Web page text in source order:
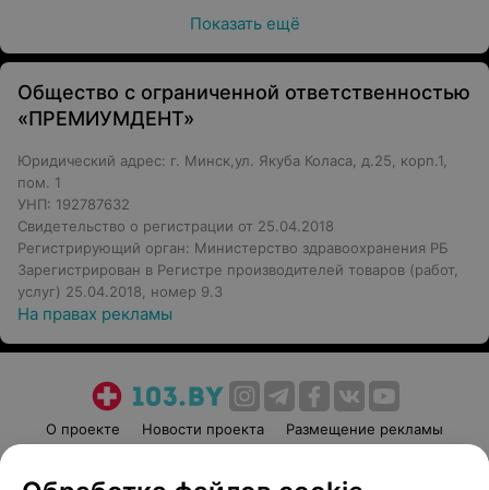
Показать ещё
Общество с ограниченной ответственностью
«ПРЕМИУМДЕНТ»
Юридический адрес: г. Минск,ул. Якуба Коласа, д.25, корп.1,
пом. 1
УНП: 192787632
Свидетельство о регистрации от 25.04.2018
Регистрирующий орган: Министерство здравоохранения РБ
Зарегистрирован в Регистре производителей товаров (работ,
услуг) 25.04.2018, номер 9.3
На правах рекламы
О проекте Новости проекта
Размещение рекламы